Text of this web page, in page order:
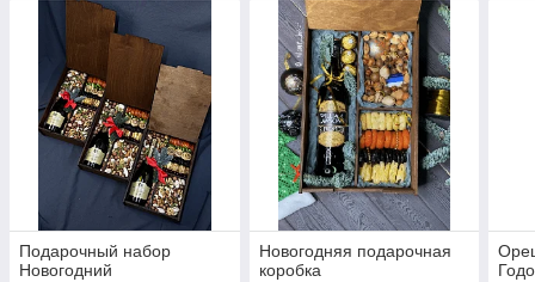
Подарочный набор
Новогодний
Новогодняя подарочная
коробка